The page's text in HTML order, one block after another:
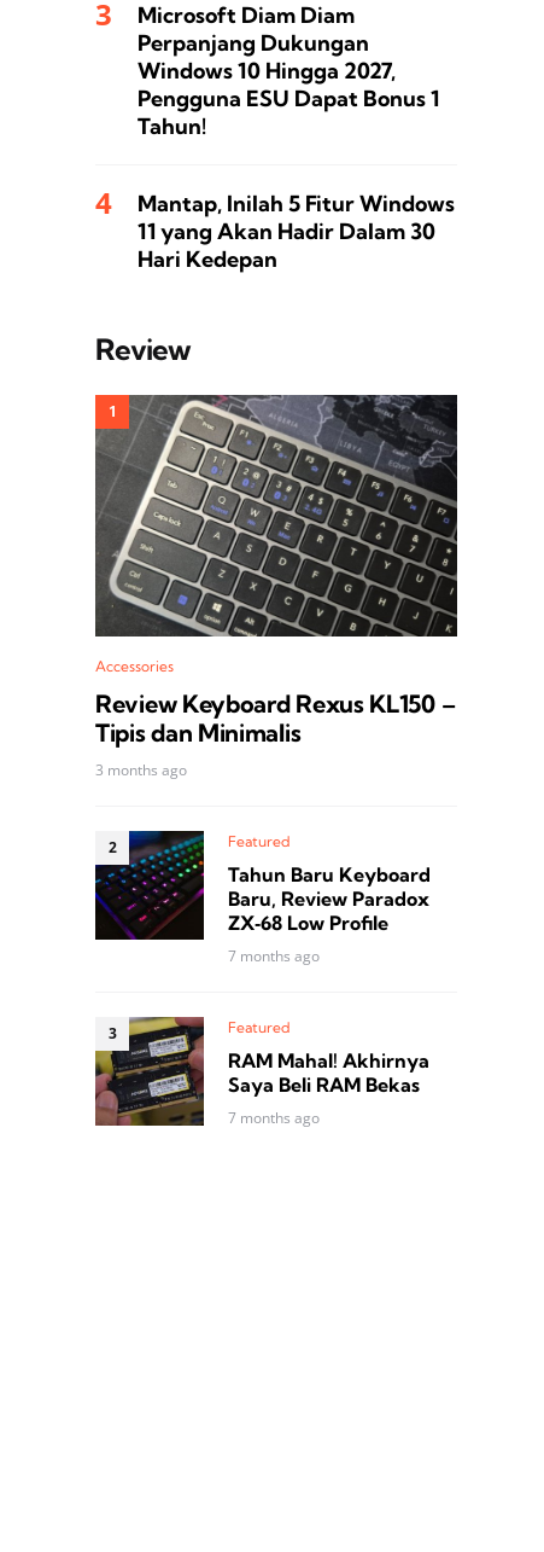
Microsoft Diam Diam
Perpanjang Dukungan
Windows 10 Hingga 2027,
Pengguna ESU Dapat Bonus 1
Tahun!
Mantap, Inilah 5 Fitur Windows
11 yang Akan Hadir Dalam 30
Hari Kedepan
Review
Accessories
Review Keyboard Rexus KL150 –
Tipis dan Minimalis
3 months ago
Featured
Tahun Baru Keyboard
Baru, Review Paradox
ZX‑68 Low Profile
7 months ago
Featured
RAM Mahal! Akhirnya
Saya Beli RAM Bekas
7 months ago